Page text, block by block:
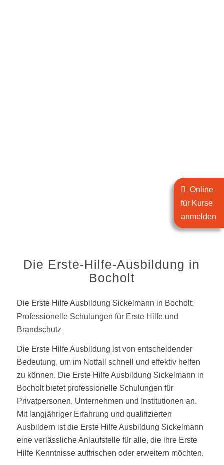
Die Erste-Hilfe-Ausbildung in
Bocholt
Die Erste Hilfe Ausbildung Sickelmann in Bocholt:
Professionelle Schulungen für Erste Hilfe und
Brandschutz
Die Erste Hilfe Ausbildung ist von entscheidender
Bedeutung, um im Notfall schnell und effektiv helfen
zu können. Die Erste Hilfe Ausbildung Sickelmann in
Bocholt bietet professionelle Schulungen für
Privatpersonen, Unternehmen und Institutionen an.
Mit langjähriger Erfahrung und qualifizierten
Ausbildern ist die Erste Hilfe Ausbildung Sickelmann
eine verlässliche Anlaufstelle für alle, die ihre Erste
Hilfe Kenntnisse auffrischen oder erweitern möchten.
Online
für Kurse
anmelden